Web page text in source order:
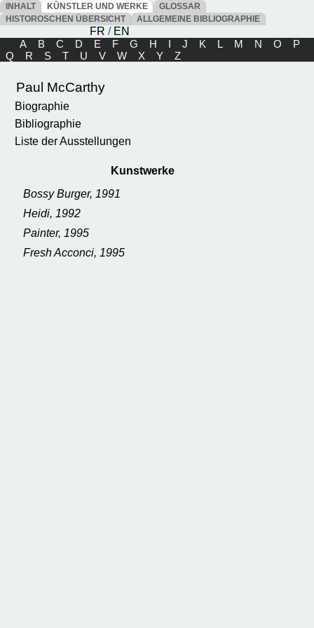
INHALT KÛNSTLER UND WERKE
GLOSSAR
HISTOROSCHEN ÜBERSICHT
ALLGEMEINE BIBLIOGRAPHIE
FR / EN
A
B C D E F G H I J K L M N O
P
Q
R S T U V W X Y Z